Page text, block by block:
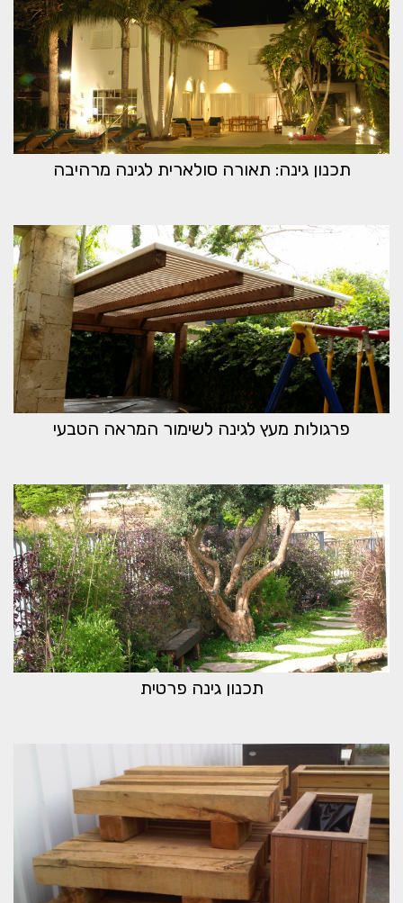
תכנון גינה: תאורה סולארית לגינה מרהיבה
פרגולות מעץ לגינה לשימור המראה הטבעי
תכנון גינה פרטית